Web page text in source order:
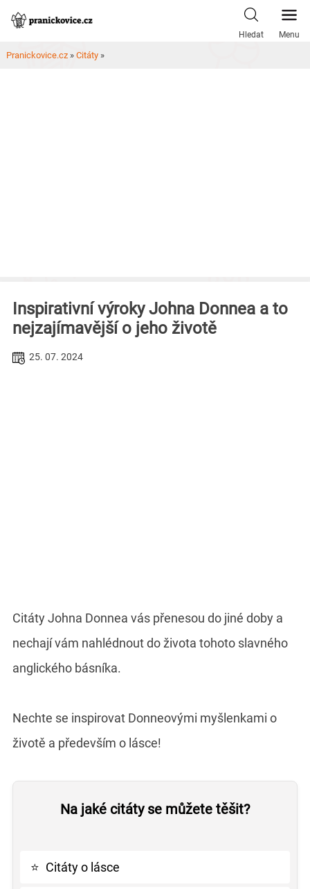
Skip
Hledat Menu
Pranickovice.cz » Citáty »
Inspirativní výroky Johna Donnea a to
nejzajímavější o jeho životě
25. 07. 2024
Citáty Johna Donnea vás přenesou do jiné doby a
nechají vám nahlédnout do života tohoto slavného
anglického básníka.
Nechte se inspirovat Donneovými myšlenkami o
životě a především o lásce!
Na jaké citáty se můžete těšit?
⭐ Citáty o lásce